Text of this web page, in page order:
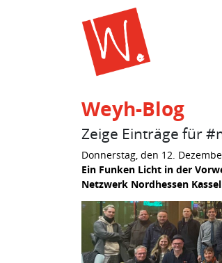
Weyh-Blog
Zeige Einträge für
Donnerstag, den 12.
Ein Funken Licht in der
Netzwerk Nordhessen Kassel